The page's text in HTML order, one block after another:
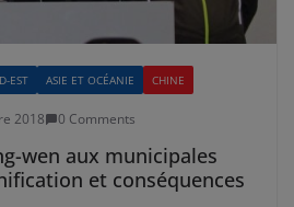
EST ASIE ET OCÉANIE CHINE
2018 0 Comments
wen aux municipales
et conséquences